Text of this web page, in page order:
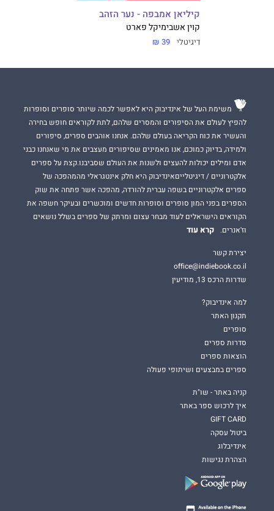
קיליאן אמבפה - נער הזהב
קוין אשבימיקל פארט
דיגיטלי 39 ₪
משימת העל של אינדיבוק היא לאפשר לכמה שיותר סופרים וסופרות
להפיץ לעולם את הסיפורים והמסרים שלהם, לתת לקוראים חופש בחירה
והעשיר את כוח הקריאה בעולם שלהם. אנחנו אוהבים ספרים, סיפורים
ולמידה, בדיוק כמוכם, אנו מאמינים שסיפורים מעצבים את מי שאנחנו כבני
אדם ומילים יכולות להעצים ולשנות את העולם שסביבנו.קצת על ספרים
אלקטרוניים / דיגיטלייםאינדיבוק היא חלק אינטגראלי מהמהפכה של
ספרים אלקטרוניים בשפה עברית להורדה, מהפכה אשר פתחה את שוק
הספרים בפני המון סופרים וסופרות חדשים ומוכשרים ובעיקר חשפה את
הקוראים הישראלים לעוד מבחר עצום ומרתק של ספרים בשלל נושאים
וז'אנרים.
קרא עוד
יצירת קשר
office@indiebook.co.il
שדרות הרכס 13, מודיעין
למה אינדיבוק?
תקנון האתר
סופרים
סדרות ספרים
הוצאות ספרים
ספרים במבצעים ושיתופי פעולה
קניה באתר - שו"ת
איך לרכוש ספר באתר
GIFT CARD
ביטול עסקה
אינדיבלוג
הצהרת נגישות